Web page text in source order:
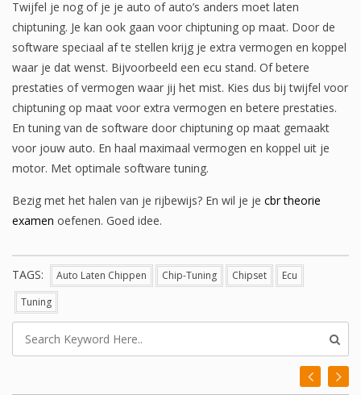
Twijfel je nog of je je auto of auto’s anders moet laten
chiptuning. Je kan ook gaan voor chiptuning op maat. Door de
software speciaal af te stellen krijg je extra vermogen en koppel
waar je dat wenst. Bijvoorbeeld een ecu stand. Of betere
prestaties of vermogen waar jij het mist. Kies dus bij twijfel voor
chiptuning op maat voor extra vermogen en betere prestaties.
En tuning van de software door chiptuning op maat gemaakt
voor jouw auto. En haal maximaal vermogen en koppel uit je
motor. Met optimale software tuning.
Bezig met het halen van je rijbewijs? En wil je je cbr theorie
examen oefenen. Goed idee.
TAGS: Auto Laten Chippen Chip-Tuning Chipset
Ecu
Tuning